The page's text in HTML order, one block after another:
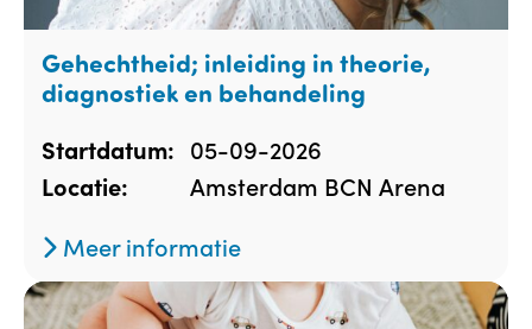
Gehechtheid; inleiding in theorie,
diagnostiek en behandeling
Startdatum: 05-09-2026
Locatie:
Amsterdam BCN Arena
Meer informatie